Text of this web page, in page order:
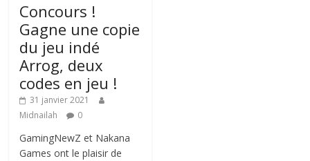
Concours !
Gagne une copie
du jeu indé
Arrog, deux
codes en jeu !
31 janvier 2021
Midnailah
0
GamingNewZ et Nakana
Games ont le plaisir de